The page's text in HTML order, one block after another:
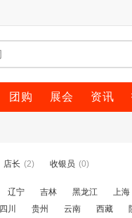
团购 展会 资讯
店长 (2) 收银员 (0)
辽宁 吉林 黑龙江 上海
四川 贵州 云南 西藏